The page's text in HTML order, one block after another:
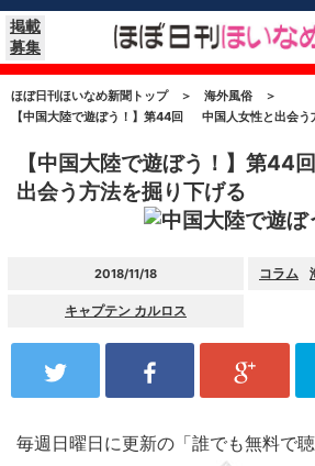
掲載
募集
ほぼ日刊ほいなめ新聞トップ ＞ 海外風俗
＞
【中国大陸で遊ぼう！】第44回 中国人女性と出会う
【中国大陸で遊ぼう！】第
出会う方法を掘り下げる
2018/11/18 コラム
キャプテン カルロス
毎週日曜日に更新の「誰でも無料で